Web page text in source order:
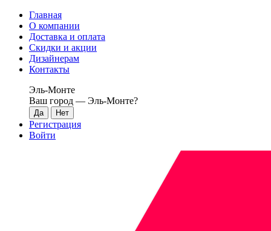
Главная
О компании
Доставка и оплата
Скидки и акции
Дизайнерам
Контакты
Эль-Монте
Ваш город — Эль-Монте?
Регистрация
Войти